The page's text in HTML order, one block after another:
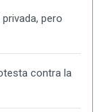
pero
contra la